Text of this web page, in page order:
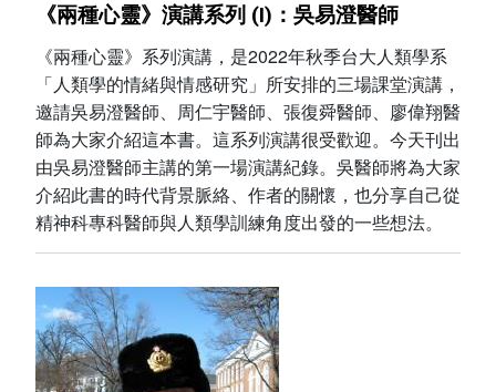
《兩種心靈》演講系列 (I)：吳易澄醫師
《兩種心靈》系列演講，是2022年秋季台大人類學系
「人類學的情緒與情感研究」所安排的三場課堂演講，
邀請吳易澄醫師、周仁宇醫師、張復舜醫師、廖偉翔醫
師為大家介紹這本書。這系列演講很受歡迎。今天刊出
由吳易澄醫師主講的第一場演講紀錄。吳醫師將為大家
介紹此書的時代背景脈絡、作者的關懷，也分享自己從
精神科專科醫師與人類學訓練角度出發的一些想法。